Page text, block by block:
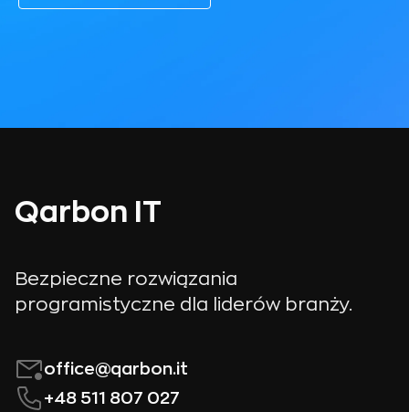
Qarbon IT
Bezpieczne rozwiązania
programistyczne dla liderów branży.
office@qarbon.it
+48 511 807 027